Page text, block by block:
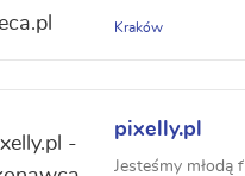
Kraków
pixelly.pl
Jesteśmy